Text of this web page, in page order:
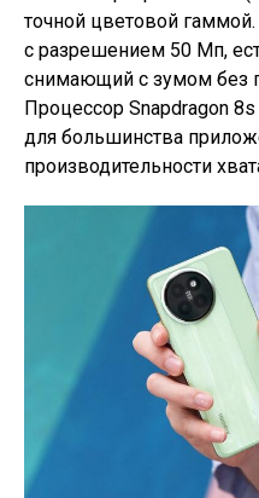
точной цветовой
с разрешением 50 Мп,
снимающий с зумом без
Процессор Snapdragon
для большинства
производительности